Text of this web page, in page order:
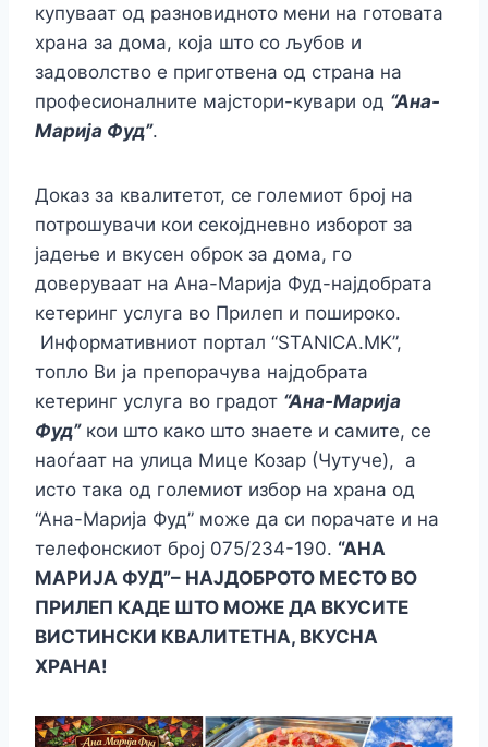
купуваат од разновидното мени на готовата
храна за дома, која што со љубов и
задоволство е приготвена од страна на
професионалните мајстори-кувари од “Ана-
Марија Фуд”.
Доказ за квалитетот, се големиот број на
потрошувачи кои секојдневно изборот за
јадење и вкусен оброк за дома, го
доверуваат на Ана-Марија Фуд-најдобрата
кетеринг услуга во Прилеп и пошироко.
Информативниот портал “STANICA.MK”,
топло Ви ја препорачува најдобрата
кетеринг услуга во градот “Ана-Марија
Фуд”кои што како што знаете и самите, се
наоѓаат на улица Мице Козар (Чутуче), а
исто така од големиот избор на храна од
“Ана-Марија Фуд” може да си порачате и на
телефонскиот број 075/234-190. “АНА
МАРИЈА ФУД”– НАЈДОБРОТО МЕСТО ВО
ПРИЛЕП КАДЕ ШТО МОЖЕ ДА ВКУСИТЕ
ВИСТИНСКИ КВАЛИТЕТНА, ВКУСНА
ХРАНА!